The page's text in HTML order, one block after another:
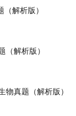
解析版）
解析版）
真题（解析版）